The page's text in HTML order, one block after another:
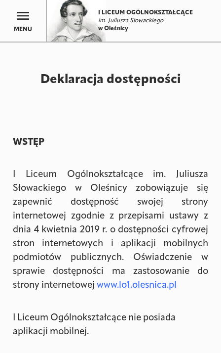
MENU
I LICEUM OGÓLNOKSZTAŁCĄCE
im. Juliusza Słowackiego
w Oleśnicy
Deklaracja dostępności
WSTĘP
I Liceum Ogólnokształcące im. Juliusza
Słowackiego w Oleśnicy zobowiązuje się
zapewnić dostępność swojej strony
internetowej zgodnie z przepisami ustawy z
dnia 4 kwietnia 2019 r. o dostępności cyfrowej
stron internetowych i aplikacji mobilnych
podmiotów publicznych. Oświadczenie w
sprawie dostępności ma zastosowanie do
strony internetowejwww.lo1.olesnica.pl
I Liceum Ogólnokształcące nie posiada
aplikacji mobilnej.